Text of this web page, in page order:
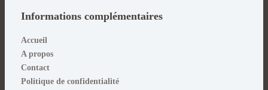
Informations complémentaires
Accueil
A propos
Contact
Politique de confidentialité